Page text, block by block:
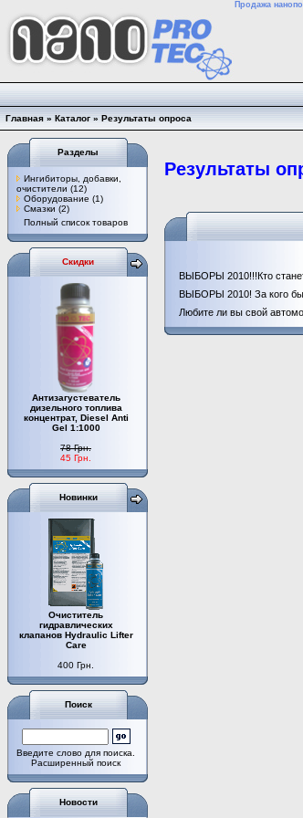
Продажа
Главная » Каталог » Результаты опроса
Разделы
Ингибиторы, добавки,
очистители (12)
Оборудование (1)
Смазки (2)
Полный список товаров
Скидки
Антизагустеватель
дизельного топлива
концентрат, Diesel Anti
Gel 1:1000
78 Грн.
45 Грн.
Новинки
Очиститель
гидравлических
клапанов Hydraulic Lifter
Care
400 Грн.
Поиск
Введите слово для поиска.
Расширенный поиск
Новости
Результаты
ВЫБОРЫ 2010!!!Кто
ВЫБОРЫ 2010! За кого бы
Любите ли вы свой